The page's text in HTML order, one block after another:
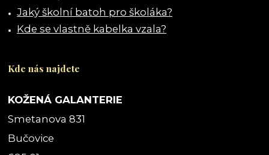
Jaký školní batoh pro školáka?
Kde se vlastně kabelka vzala?
Kde nás najdete
KOŽENÁ GALANTERIE
Smetanova 831
Bučovice